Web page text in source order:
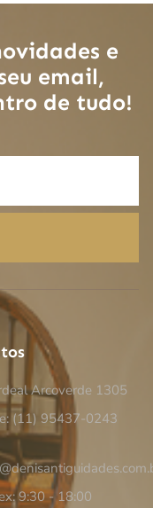
e
email,
de tudo!
Arcoverde 1305
(11) 95437-0243
9:30 - 18:00